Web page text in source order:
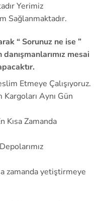
Yerimiz
Sağlanmaktadır.
“ Sorunuz ne ise ”
mesai
Etmeye Çalışıyoruz.
Aynı Gün
Kısa Zamanda
zamanda yetiştirmeye